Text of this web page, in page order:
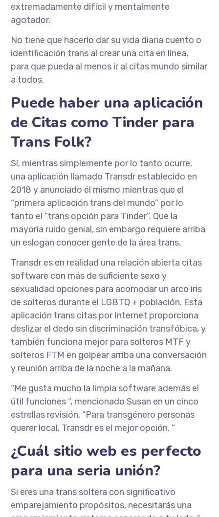
extremadamente difícil y mentalmente
agotador.
No tiene que hacerlo dar su vida diaria ​​cuento o
identificación trans al crear una cita en línea,
para que pueda al menos ir al citas mundo similar
a todos.
Puede haber una aplicación
de Citas como Tinder para
Trans Folk?
Sí, mientras simplemente por lo tanto ocurre,
una aplicación llamado Transdr establecido en
2018 y anunciado él mismo mientras que el
“primera aplicación trans del mundo” por lo
tanto el “trans opción para Tinder”. Que la
mayoría ruido genial, sin embargo requiere arriba
un eslogan conocer gente de la área trans.
Transdr es en realidad una relación abierta citas
software con más de suficiente sexo y
sexualidad opciones para acomodar un arco iris
de solteros durante el LGBTQ + población. Esta
aplicación trans citas por Internet proporciona
deslizar el dedo sin discriminación transfóbica, y
también funciona mejor para solteros MTF y
solteros FTM en golpear arriba una conversación
y reunión arriba de la noche a la mañana.
“Me gusta mucho la limpia software además el
útil funciones “, mencionado Susan en un cinco
estrellas revisión. “Para transgénero personas
querer local, Transdr es el mejor opción. “
¿Cuál sitio web es perfecto
para una seria ​​unión?
Si eres una trans soltera con significativo
emparejamiento propósitos, necesitarás una